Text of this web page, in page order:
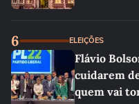
6 ELEIÇÕES
Flávio
cuidarem
quem vai